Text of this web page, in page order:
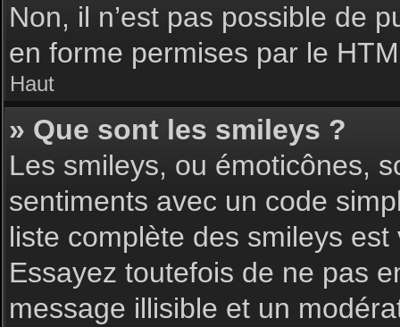
Non, il n’est pas possible de
en forme permises par le
Haut
» Que sont les smileys ?
Les smileys, ou émoticônes,
sentiments avec un code
liste complète des smileys
Essayez toutefois de ne pas
message illisible et un